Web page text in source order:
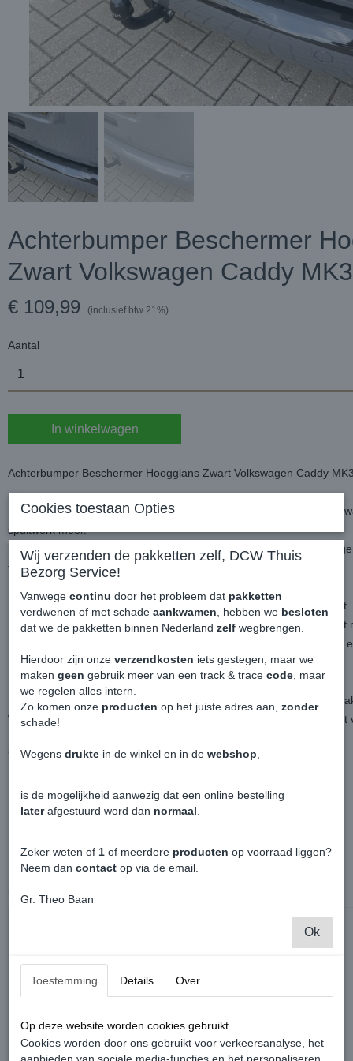
Achterbumper Beschermer
Zwart Volkswagen Caddy
€ 109,99 (inclusief btw 21%)
Aantal
In winkelwagen
Achterbumper Beschermer Hoogglans Zwart Volkswagen Caddy
Deze achterbumper beschermer word geleverd in diep hoogglans
spuitwerk meer.
De bumper beschermer is speciaal geproduceerd voor de
tot 2015.
Perfecte pasvorm die over de gehele bovenkant van de bumper valt.
Ideaal wanneer je krassen hebt van het in en uitladen, die zie je
Door de extra blanke lak laag, geeft het een mooi diep en glanzend
De bumpers beschermer is al voorzien van dubbelzijdig tape (3M)
Let op dat je montage met twee personen doet en in 1 keer goed
Wanneer het tape in aanraking komt met de bumper, plakt het direct
Geschikt voor ongespoten en gespoten bumpers.
Ook interessant
Cookies toestaan Opties
Wij verzenden de pakketten zelf, DCW Thuis
Bezorg Service!
Vanwege continu door het probleem dat pakketten
verdwenen of met schade aankwamen , hebben we besloten
dat we de pakketten binnen Nederland zelf wegbrengen.
Hierdoor zijn onze verzendkosten iets gestegen, maar we
maken geen gebruik meer van een track & trace code , maar
we regelen alles intern.
Zo komen onze producten op het juiste adres aan, zonder
schade!
Wegens drukte in de winkel en in de webshop
is de mogelijkheid aanwezig dat een online bestelling
laterafgestuurd word dan normaal
Zeker weten of 1 of meerdere producten op voorraad liggen?
Neem dan contact op via de email.
Gr. Theo Baan
Ok
Toestemming Details Over
Op deze website worden cookies gebruikt
Cookies worden door ons gebruikt voor verkeersanalyse, het